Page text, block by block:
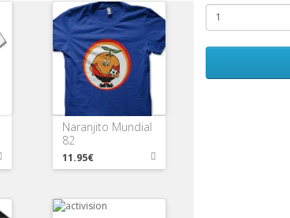
Naranjito Mundial
82
11.95€